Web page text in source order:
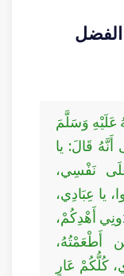
الفضل
عَلَيْهِ وَسَلَّمَ
قَالَ: يا
نَفْسِي،
يا عِبَادِي،
أَهْدِكُمْ،
أَطْعَمْتُهُ،
كُلُّكُمْ عَارٍ